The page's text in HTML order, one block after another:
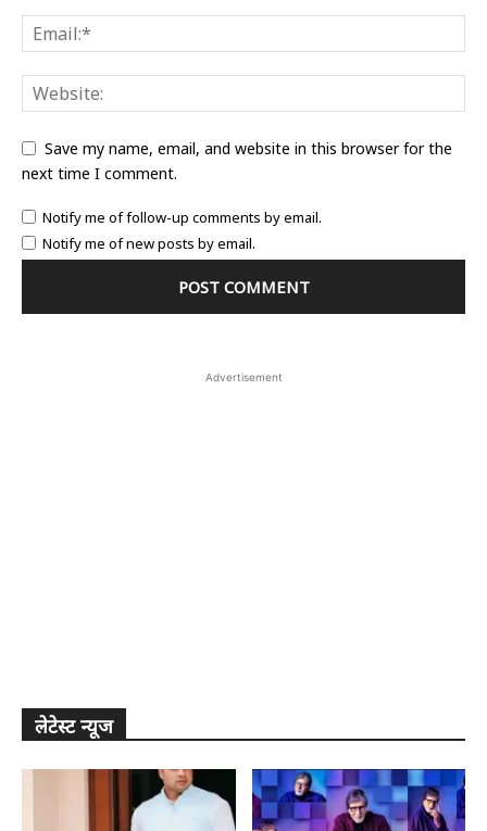
Save my name, email, and website in this browser for the
next time I comment.
Notify me of follow-up comments by email.
Notify me of new posts by email.
Advertisement
लेटेस्ट न्यूज